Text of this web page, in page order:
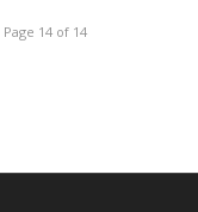
Page 14 of 14